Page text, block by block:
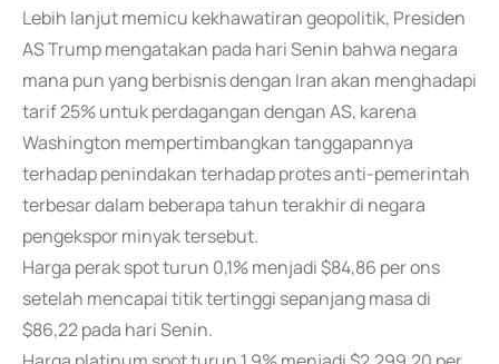
Lebih lanjut memicu kekhawatiran geopolitik, Presiden
AS Trump mengatakan pada hari Senin bahwa negara
mana pun yang berbisnis dengan Iran akan menghadapi
tarif 25% untuk perdagangan dengan AS, karena
Washington mempertimbangkan tanggapannya
terhadap penindakan terhadap protes anti-pemerintah
terbesar dalam beberapa tahun terakhir di negara
pengekspor minyak tersebut.
Harga perak spot turun 0,1% menjadi $84,86 per ons
setelah mencapai titik tertinggi sepanjang masa di
$86,22 pada hari Senin.